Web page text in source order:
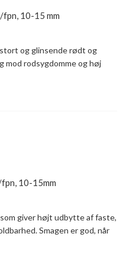
10-15 mm
og glinsende rødt og
mod rodsygdomme og høj
10-15mm
giver højt udbytte af faste,
Smagen er god, når